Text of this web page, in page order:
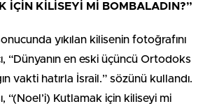
İÇİN KİLİSEYİ Mİ BOMBALADIN?”
yıkılan kilisenin fotoğrafını
“Dünyanın en eski üçüncü Ortodoks
vakti hatırla İsrail.” sözünü kullandı.
“(Noel’i) Kutlamak için kiliseyi mi